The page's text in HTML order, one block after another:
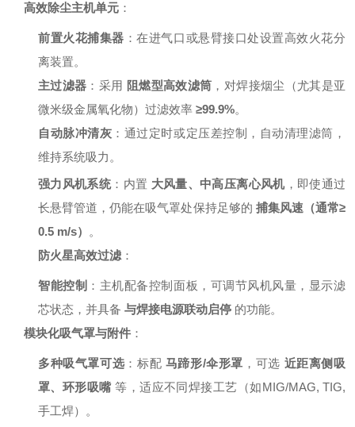
高效除尘主机单元 ：
前置火花捕集器 ：在进气口或悬臂接口处设置高效火花分
离装置。
主过滤器 ：采用 阻燃型高效滤筒 ，对焊接烟尘（尤其是亚
微米级金属氧化物）过滤效率 ≥99.9%。
自动脉冲清灰 ：通过定时或定压差控制，自动清理滤筒，
维持系统吸力。
强力风机系统：内置 大风量、中高压离心风机，即使通过
长悬臂管道，仍能在吸气罩处保持足够的 捕集风速（通常≥
0.5 m/s）
。
防火星高效过滤 ：
智能控制 ：主机配备控制面板，可调节风机风量，显示滤
芯状态，并具备 与焊接电源联动启停 的功能。
模块化吸气罩与附件 ：
多种吸气罩可选 ：标配 马蹄形/伞形罩 ，可选 近距离侧吸
罩、环形吸嘴等，适应不同焊接工艺（如MIG/MAG, TIG,
手工焊）。